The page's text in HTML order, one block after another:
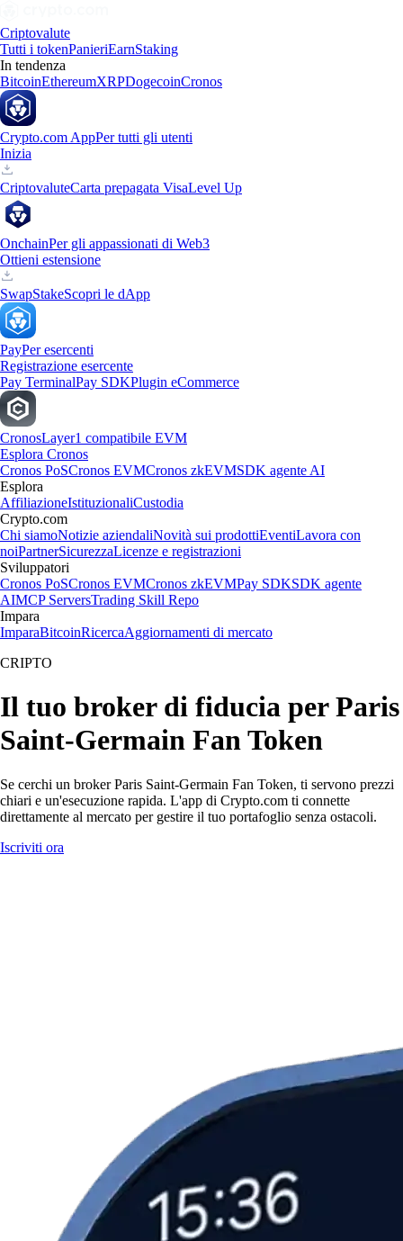
Criptovalute
Tutti i tokenPanieriEarnStaking
In tendenza
BitcoinEthereumXRPDogecoinCronos
Crypto.com AppPer tutti gli utenti
Inizia
CriptovaluteCarta prepagata VisaLevel Up
OnchainPer gli appassionati di Web3
Ottieni estensione
SwapStakeScopri le dApp
PayPer esercenti
Registrazione esercente
Pay TerminalPay SDKPlugin eCommerce
CronosLayer1 compatibile EVM
Esplora Cronos
Cronos PoSCronos EVMCronos zkEVMSDK agente AI
Esplora
AffiliazioneIstituzionaliCustodia
Crypto.com
Chi siamoNotizie aziendaliNovità sui prodottiEventiLavora con
noiPartnerSicurezzaLicenze e registrazioni
Sviluppatori
Cronos PoSCronos EVMCronos zkEVMPay SDKSDK agente
AIMCP ServersTrading Skill Repo
Impara
ImparaBitcoinRicercaAggiornamenti di mercato
CRIPTO
Il tuo broker di fiducia per Paris
Saint-Germain Fan Token
Se cerchi un broker Paris Saint-Germain Fan Token, ti servono prezzi
chiari e un'esecuzione rapida. L'app di Crypto.com ti connette
direttamente al mercato per gestire il tuo portafoglio senza ostacoli.
Iscriviti ora